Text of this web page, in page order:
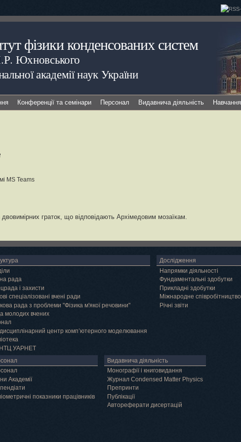
фізики конденсованих систем
Юхновського
академії наук України
Конференції та семінари Персонал Видавнича діяльність Навчання
MS Teams
двовимірних граток, що відповідають Архімедовим мозаїкам.
рада
і захисти
спеціалізовані вчені ради
рада з проблеми "Фізика м'якої речовини"
молодих вчених
центр комп’ютерного моделювання
УАРНЕТ
Дослідження
Напрямки діяльності
Фундаментальні здобутки
Прикладні здобутки
Міжнародне співробітництво
Річні звіти
Академії
показники працівників
Видавнича діяльність
Монографії і книговидання
Журнал Condensed Matter Physics
Препринти
Публікації
Автореферати дисертацій